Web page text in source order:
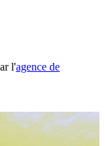
l'agence de